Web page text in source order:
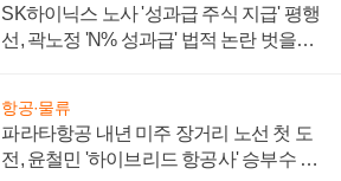
SK하이닉스 노사 '성과급 주식 지급' 평행
선, 곽노정 'N% 성과급' 법적 논란 벗을지
항공·물류
파라타항공 내년 미주 장거리 노선 첫 도
전, 윤철민 '하이브리드 항공사' 승부수 통